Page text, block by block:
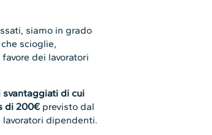
siamo in grado
scioglie,
dei lavoratori
svantaggiati di cui
di 200€ previsto dal
dipendenti.